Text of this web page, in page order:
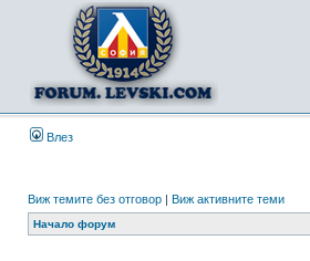
Влез
Виж темите без отговор | Виж активните теми
Начало форум